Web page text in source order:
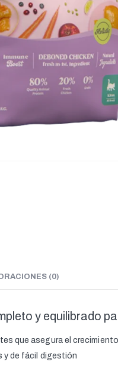
(0)
y equilibrado
que asegura el
y de fácil digestión